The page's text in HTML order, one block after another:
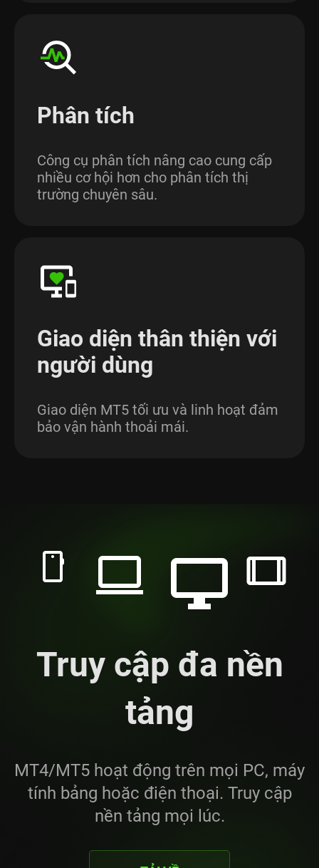
Phân tích
Công cụ phân tích nâng cao cung cấp
nhiều cơ hội hơn cho phân tích thị
trường chuyên sâu.
Giao diện thân thiện với
người dùng
Giao diện MT5 tối ưu và linh hoạt đảm
bảo vận hành thoải mái.
Truy cập đa nền
tảng
MT4/MT5 hoạt động trên mọi PC, máy
tính bảng hoặc điện thoại. Truy cập
nền tảng mọi lúc.